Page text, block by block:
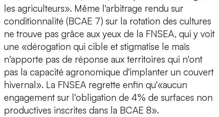
les agriculteurs». Même l'arbitrage rendu sur
conditionnalité (BCAE 7) sur la rotation des cultures
ne trouve pas grâce aux yeux de la FNSEA, qui y voit
une «dérogation qui cible et stigmatise le maïs
n'apporte pas de réponse aux territoires qui n'ont
pas la capacité agronomique d'implanter un couvert
hivernal». La FNSEA regrette enfin qu'«aucun
engagement sur l'obligation de 4% de surfaces non
productives inscrites dans la BCAE 8».